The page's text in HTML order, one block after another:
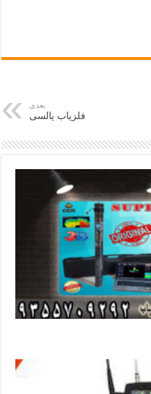
بعدی
فلزیاب پالسی